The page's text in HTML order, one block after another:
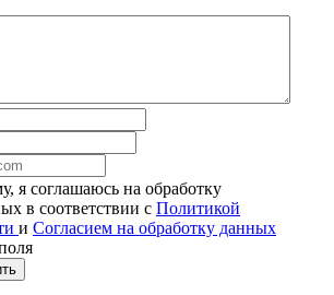
я соглашаюсь на обработку
в соответствии с Политикой
и Согласием на обработку данных